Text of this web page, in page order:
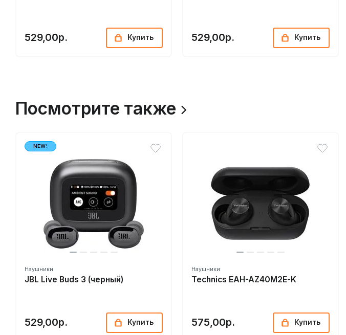
529,00р. Купить 529,00р. Купить
Посмотрите также
NEW!
Наушники
JBL Live Buds 3 (черный)
529,00р. Купить
Наушники
Technics EAH-AZ40M2E-K
575,00р. Купить